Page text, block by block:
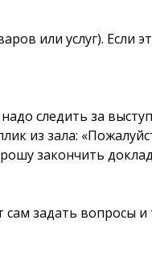
или услуг). Если
следить за
из зала:
закончить
задать вопросы